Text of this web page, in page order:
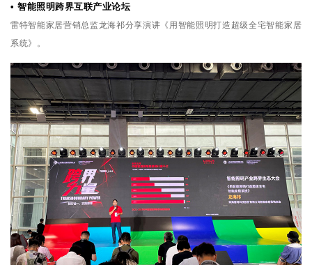
• 智能照明跨界互联产业论坛
雷特智能家居营销总监龙海祁分享演讲《用智能照明打造超级全宅智能家居
系统》。